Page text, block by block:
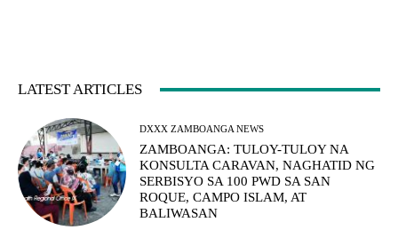
LATEST ARTICLES
DXXX ZAMBOANGA NEWS
ZAMBOANGA: TULOY-TULOY NA
KONSULTA CARAVAN, NAGHATID NG
SERBISYO SA 100 PWD SA SAN
ROQUE, CAMPO ISLAM, AT
BALIWASAN